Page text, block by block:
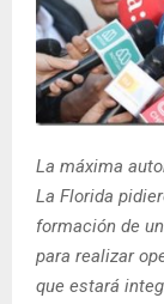
E
N
La máxima
La Florida
formación de
para realizar
que estará